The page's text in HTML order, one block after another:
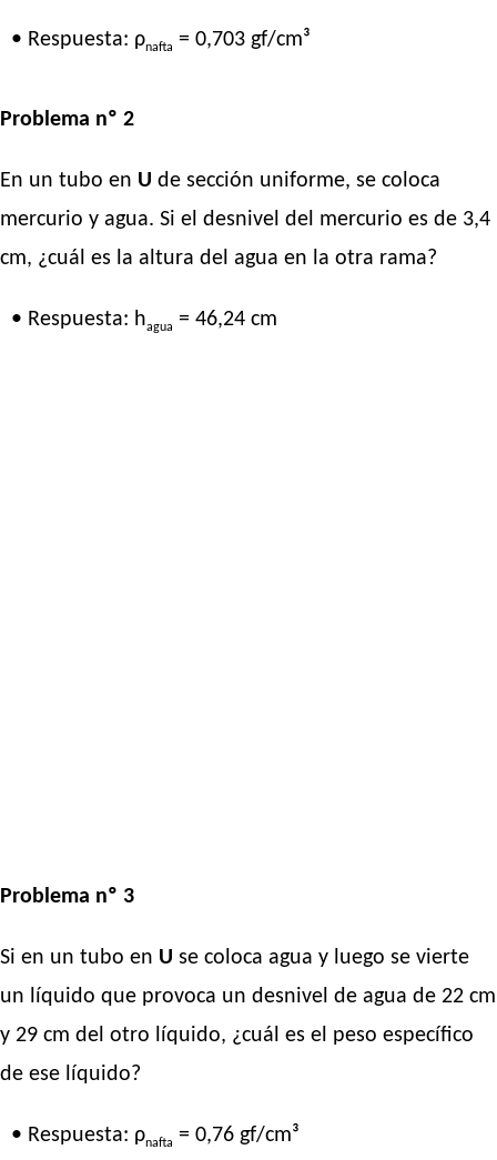
• Respuesta: ρnafta = 0,703 gf/cm³
Problema nº 2
En un tubo en U de sección uniforme, se coloca
mercurio y agua. Si el desnivel del mercurio es de 3,4
cm, ¿cuál es la altura del agua en la otra rama?
• Respuesta: hagua = 46,24 cm
Problema nº 3
Si en un tubo en U se coloca agua y luego se vierte
un líquido que provoca un desnivel de agua de 22 cm
y 29 cm del otro líquido, ¿cuál es el peso específico
de ese líquido?
• Respuesta: ρnafta = 0,76 gf/cm³